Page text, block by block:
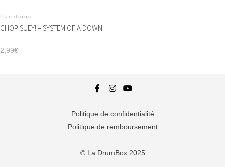
Partitions
CHOP SUEY! – SYSTEM OF A DOWN
2,99€
Politique de confidentialité
Politique de remboursement
© La DrumBox 2025